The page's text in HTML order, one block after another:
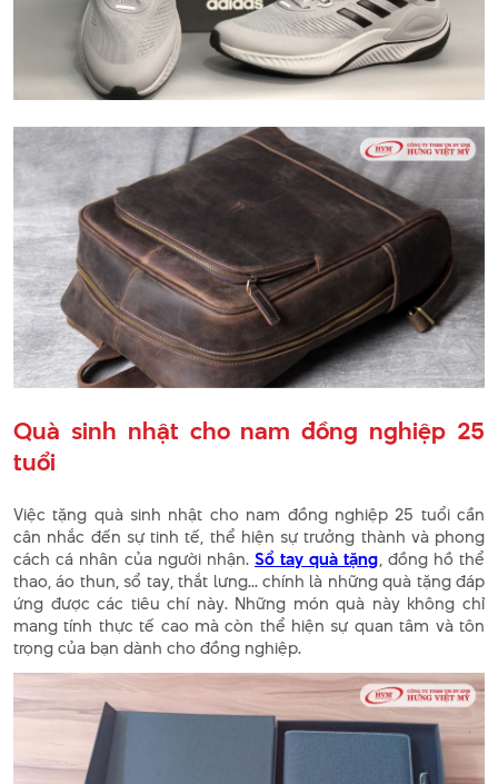
Quà sinh nhật cho nam đồng nghiệp 25
tuổi
Việc tặng quà sinh nhật cho nam đồng nghiệp 25 tuổi cần
cân nhắc đến sự tinh tế, thể hiện sự trưởng thành và phong
cách cá nhân của người nhận. Sổ tay quà tặng, đồng hồ thể
thao, áo thun, sổ tay, thắt lưng... chính là những quà tặng đáp
ứng được các tiêu chí này. Những món quà này không chỉ
mang tính thực tế cao mà còn thể hiện sự quan tâm và tôn
trọng của bạn dành cho đồng nghiệp.